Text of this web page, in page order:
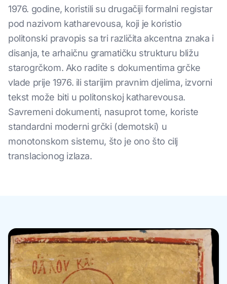
1976. godine, koristili su drugačiji formalni registar
pod nazivom katharevousa, koji je koristio
politonski pravopis sa tri različita akcentna znaka i
disanja, te arhaičnu gramatičku strukturu bližu
starogrčkom. Ako radite s dokumentima grčke
vlade prije 1976. ili starijim pravnim djelima, izvorni
tekst može biti u politonskoj katharevousa.
Savremeni dokumenti, nasuprot tome, koriste
standardni moderni grčki (demotski) u
monotonskom sistemu, što je ono što cilj
translacionog izlaza.